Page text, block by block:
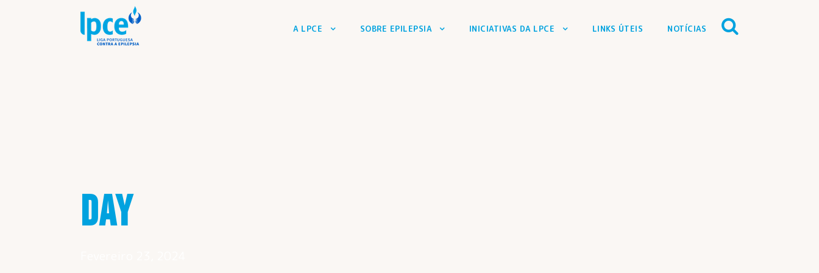
A LPCE SOBRE EPILEPSIA INICIATIVAS DA LPCE LINKS ÚTEIS NOTÍCIAS
DAY